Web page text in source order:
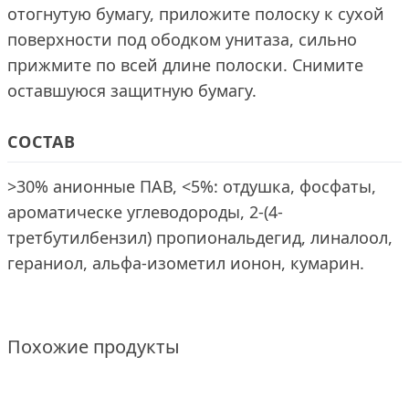
отогнутую бумагу, приложите полоску к сухой
поверхности под ободком унитаза, сильно
прижмите по всей длине полоски. Снимите
оставшуюся защитную бумагу.
СОСТАВ
>30% анионные ПАВ, <5%: отдушка, фосфаты,
ароматическе углеводороды, 2-(4-
третбутилбензил) пропиональдегид, линалоол,
гераниол, альфа-изометил ионон, кумарин.
Похожие продукты